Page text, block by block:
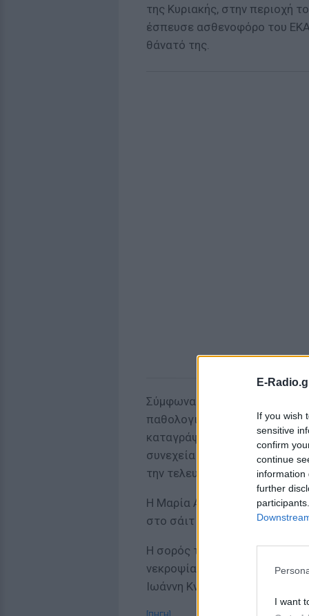
E-
If you wish
sensitive
confirm
continue
information
further
I want
της Κυριακής, στην περιοχή
έσπευσε ασθενοφόρο του
θάνατό της.
Σύμφωνα με το cretalive.gr, ο
παθολογικά αίτια. Όπως
καταγράψει την άτυχη
συνεχεία στο γκαράζ, να
την τελευταία της πνοή.
Η Μαρία Αντωνογιαννάκη
στο σάιτ neakriti.gr.
Η σορός της αναμένεται να
νεκροψίας - νεκροτομής. Η
Ιωάννη Κνωσού στις 16.00.